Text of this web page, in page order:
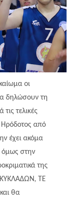
οι
δηλώσουν τη
τελικές
από
έχει ακόμα
όμως στην
της
ΚΥΚΛΑΔΩΝ, ΤΕ
θα